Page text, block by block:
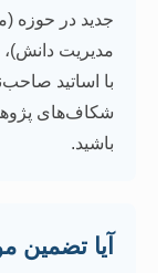
جدید در حوزه
مدیریت
با اساتید
شکاف‌های
باشید.
آیا تضمین